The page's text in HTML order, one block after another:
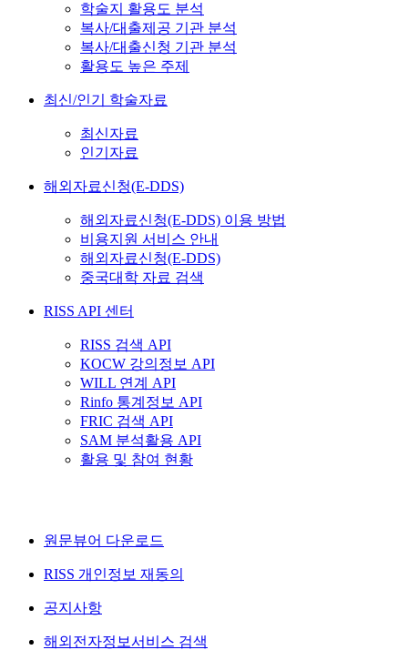
학술지 활용도 분석
복사/대출제공 기관 분석
복사/대출신청 기관 분석
활용도 높은 주제
최신/인기 학술자료
최신자료
인기자료
해외자료신청(E-DDS)
해외자료신청(E-DDS) 이용 방법
비용지원 서비스 안내
해외자료신청(E-DDS)
중국대학 자료 검색
RISS API 센터
RISS 검색 API
KOCW 강의정보 API
WILL 연계 API
Rinfo 통계정보 API
FRIC 검색 API
SAM 분석활용 API
활용 및 참여 현황
원문뷰어 다운로드
RISS 개인정보 재동의
공지사항
해외전자정보서비스 검색